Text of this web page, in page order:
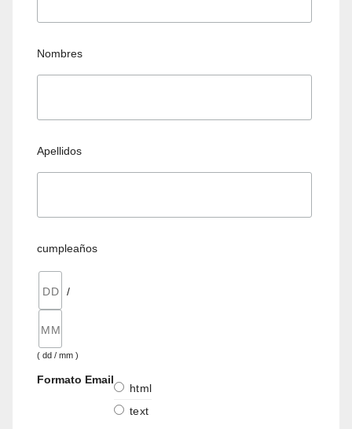
Nombres
Apellidos
cumpleaños
/
( dd / mm )
Formato Email
html
text